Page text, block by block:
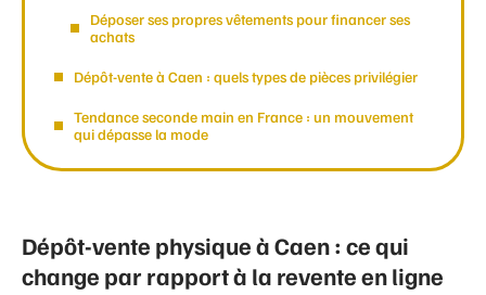
Déposer ses propres vêtements pour financer ses
achats
Dépôt-vente à Caen : quels types de pièces privilégier
Tendance seconde main en France : un mouvement
qui dépasse la mode
Dépôt-vente physique à Caen : ce qui
change par rapport à la revente en ligne